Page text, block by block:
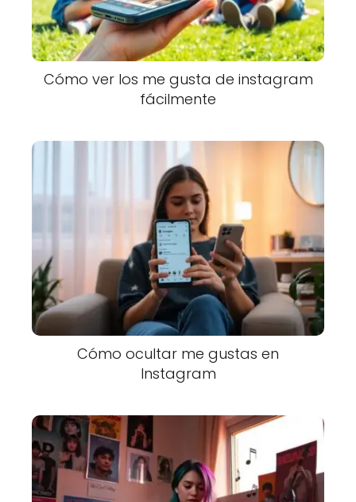
Cómo ver los me gusta de instagram
fácilmente
Cómo ocultar me gustas en
Instagram